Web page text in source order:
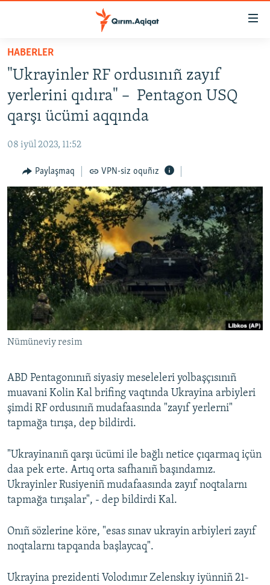
Esas
qaytmaq
Baş
navigatsiyağa
qaytmaq
Qıdıruvğa
qaytmaq
HABERLER
SİYASET
İQTİSADİYAT
MEDENİYET
İNSAN AQLARI
VİDEO
SÜRET
BLOGLAR
FİKİR
Русский
Українською
QOŞULIÑIZ!
RFE/RS bütün saytları
HABERLER
"Ukrayinler RF ordusınıñ zayıf
yerlerini qıdıra" – Pentagon USQ
qarşı ücümi aqqında
08 iyül 2023, 11:52
Paylaşmaq VPN-siz oquñız
Nümüneviy resim
ABD Pentagonınıñ siyasiy meseleleri yolbaşçısınıñ
muavani Kolin Kal brifing vaqtında Ukrayina arbiyleri
şimdi RF ordusınıñ mudafaasında "zayıf yerlerni"
tapmağa tırışa, dep bildirdi.
"Ukrayinanıñ qarşı ücümi ile bağlı netice çıqarmaq içün
daa pek erte. Artıq orta safhanıñ başındamız.
Ukrayinler Rusiyeniñ mudafaasında zayıf noqtalarnı
tapmağa tırışalar", - dep bildirdi Kal.
Onıñ sözlerine köre, "esas sınav ukrayin arbiyleri zayıf
noqtalarnı tapqanda başlaycaq".
Ukrayina prezidenti Volodımır Zelenskıy iyünniñ 21-